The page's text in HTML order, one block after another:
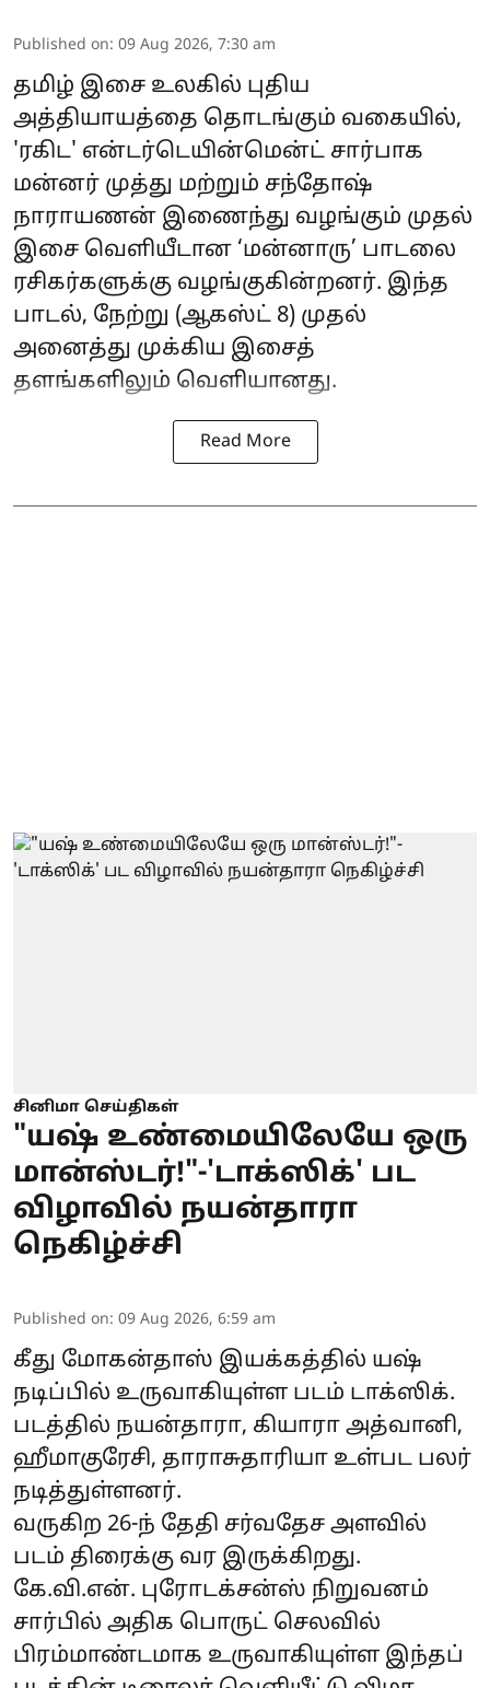
Published on: 09 Aug 2026, 7:30 am
தமிழ் இசை உலகில் புதிய
அத்தியாயத்தை தொடங்கும் வகையில்,
'ரகிட' என்டர்டெயின்மென்ட் சார்பாக
மன்னர் முத்து மற்றும் சந்தோஷ்
நாராயணன் இணைந்து வழங்கும் முதல்
இசை வெளியீடான ‘மன்னாரு’ பாடலை
ரசிகர்களுக்கு வழங்குகின்றனர். இந்த
பாடல், நேற்று (ஆகஸ்ட் 8) முதல்
அனைத்து முக்கிய இசைத்
தளங்களிலும் வெளியானது.
Read More
சினிமா செய்திகள்
"யஷ் உண்மையிலேயே ஒரு
மான்ஸ்டர்!"-'டாக்ஸிக்' பட
விழாவில் நயன்தாரா
நெகிழ்ச்சி
Published on: 09 Aug 2026, 6:59 am
கீது மோகன்தாஸ் இயக்கத்தில் யஷ்
நடிப்பில் உருவாகியுள்ள படம் டாக்ஸிக்.
படத்தில் நயன்தாரா, கியாரா அத்வானி,
ஹீமாகுரேசி, தாராசுதாரியா உள்பட பலர்
நடித்துள்ளனர்.
வருகிற 26-ந் தேதி சர்வதேச அளவில்
படம் திரைக்கு வர இருக்கிறது.
கே.வி.என். புரோடக்சன்ஸ் நிறுவனம்
சார்பில் அதிக பொருட் செலவில்
பிரம்மாண்டமாக உருவாகியுள்ள இந்தப்